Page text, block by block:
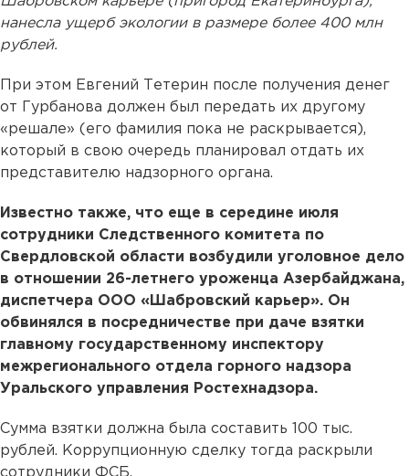
нанесла ущерб экологии в размере более 400 млн
рублей.
При этом Евгений Тетерин после получения денег
от Гурбанова должен был передать их другому
«решале» (его фамилия пока не раскрывается),
который в свою очередь планировал отдать их
представителю надзорного органа.
Известно также, что еще в середине июля
сотрудники Следственного комитета по
Свердловской области возбудили уголовное дело
в отношении 26-летнего уроженца Азербайджана,
диспетчера ООО «Шабровский карьер». Он
обвинялся в посредничестве при даче взятки
главному государственному инспектору
межрегионального отдела горного надзора
Уральского управления Ростехнадзора.
Сумма взятки должна была составить 100 тыс.
рублей. Коррупционную сделку тогда раскрыли
сотрудники ФСБ.